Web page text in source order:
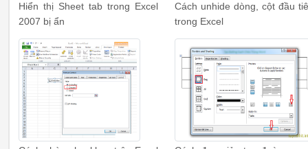
Hiển thị Sheet tab trong Excel
2007 bị ẩn
Cách unhide dòng, cột đầu
trong Excel